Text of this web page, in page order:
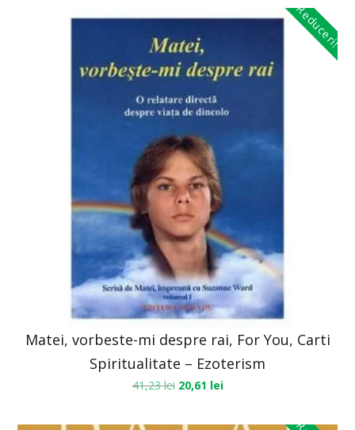
Reduceri!
Matei, vorbeste-mi despre rai, For You, Carti
Spiritualitate – Ezoterism
41,23lei 20,61 lei